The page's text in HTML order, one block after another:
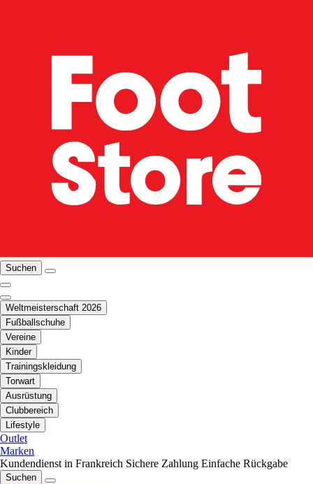
Suchen
Weltmeisterschaft 2026
Fußballschuhe
Vereine
Kinder
Trainingskleidung
Torwart
Ausrüstung
Clubbereich
Lifestyle
Outlet
Marken
Kundendienst in Frankreich Sichere Zahlung Einfache Rückgabe
Suchen